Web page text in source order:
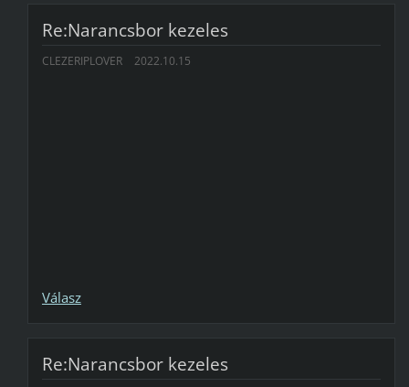
Re:Narancsbor kezeles
CLEZERIPLOVER 2022.10.15
Válasz
Re:Narancsbor kezeles